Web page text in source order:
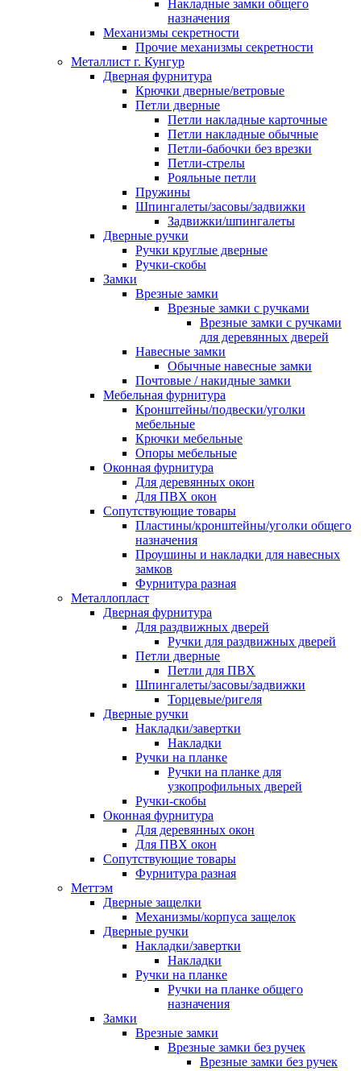
Накладные замки общего
назначения
Механизмы секретности
Прочие механизмы секретности
Металлист г. Кунгур
Дверная фурнитура
Крючки дверные/ветровые
Петли дверные
Петли накладные карточные
Петли накладные обычные
Петли-бабочки без врезки
Петли-стрелы
Рояльные петли
Пружины
Шпингалеты/засовы/задвижки
Задвижки/шпингалеты
Дверные ручки
Ручки круглые дверные
Ручки-скобы
Замки
Врезные замки
Врезные замки с ручками
Врезные замки с ручками
для деревянных дверей
Навесные замки
Обычные навесные замки
Почтовые / накидные замки
Мебельная фурнитура
Кронштейны/подвески/уголки
мебельные
Крючки мебельные
Опоры мебельные
Оконная фурнитура
Для деревянных окон
Для ПВХ окон
Сопутствующие товары
Пластины/кронштейны/уголки общего
назначения
Проушины и накладки для навесных
замков
Фурнитура разная
Металлопласт
Дверная фурнитура
Для раздвижных дверей
Ручки для раздвижных дверей
Петли дверные
Петли для ПВХ
Шпингалеты/засовы/задвижки
Торцевые/ригеля
Дверные ручки
Накладки/завертки
Накладки
Ручки на планке
Ручки на планке для
узкопрофильных дверей
Ручки-скобы
Оконная фурнитура
Для деревянных окон
Для ПВХ окон
Сопутствующие товары
Фурнитура разная
Меттэм
Дверные защелки
Механизмы/корпуса защелок
Дверные ручки
Накладки/завертки
Накладки
Ручки на планке
Ручки на планке общего
назначения
Замки
Врезные замки
Врезные замки без ручек
Врезные замки без ручек